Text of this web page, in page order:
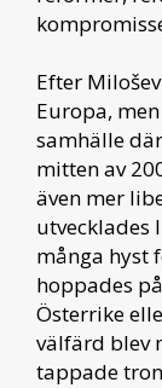
Efter
Europa,
samhälle
mitten av
även mer
utvecklades
många hyst
hoppades
Österrike
välfärd blev
tappade